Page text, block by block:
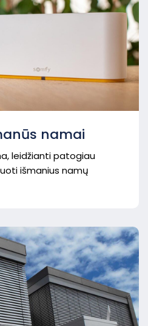
namai
leidžianti patogiau
išmanius namų